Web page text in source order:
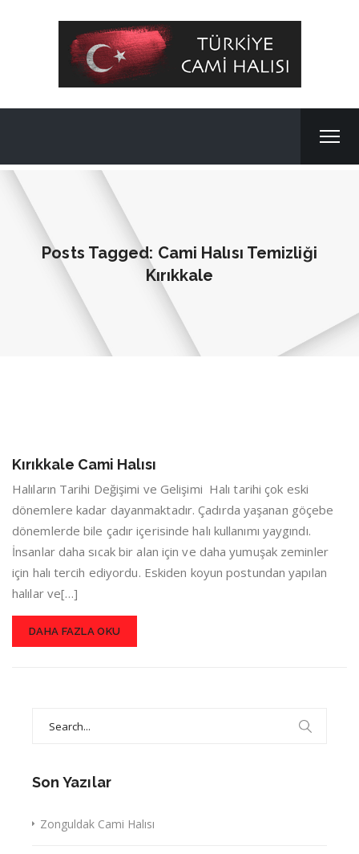
Posts Tagged: Cami Halısı Temizliği
Kırıkkale
Kırıkkale Cami Halısı
Halıların Tarihi Değişimi ve Gelişimi Halı tarihi çok eski
dönemlere kadar dayanmaktadır. Çadırda yaşanan göçebe
dönemlerde bile çadır içerisinde halı kullanımı yaygındı.
İnsanlar daha sıcak bir alan için ve daha yumuşak zeminler
için halı tercih ediyordu. Eskiden koyun postundan yapılan
halılar ve[…]
DAHA FAZLA OKU
Son Yazılar
Zonguldak Cami Halısı